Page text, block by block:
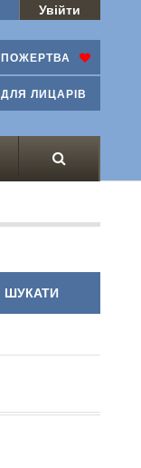
Увійти
ПОЖЕРТВА
ДЛЯ ЛИЦАРІВ